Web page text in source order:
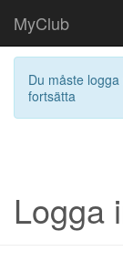
MyClub
Du måste
fortsätta
Logga